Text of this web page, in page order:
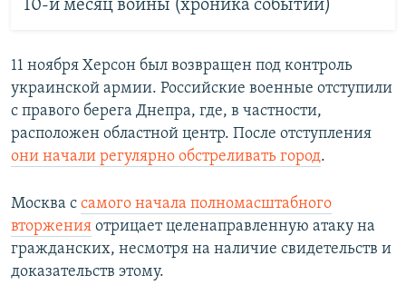
10-й месяц войны (хроника событий)
11 ноября Херсон был возвращен под контроль
украинской армии. Российские военные отступили
с правого берега Днепра, где, в частности,
расположен областной центр. После отступления
они начали регулярно обстреливать город.
Москва с самого начала полномасштабного
вторжения отрицает целенаправленную атаку на
гражданских, несмотря на наличие свидетельств и
доказательств этому.